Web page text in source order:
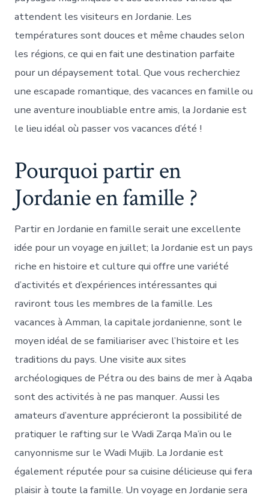
attendent les visiteurs en Jordanie. Les
températures sont douces et même chaudes selon
les régions, ce qui en fait une destination parfaite
pour un dépaysement total. Que vous recherchiez
une escapade romantique, des vacances en famille ou
une aventure inoubliable entre amis, la Jordanie est
le lieu idéal où passer vos vacances d’été !
Pourquoi partir en
Jordanie en famille ?
Partir en Jordanie en famille serait une excellente
idée pour un voyage en juillet; la Jordanie est un pays
riche en histoire et culture qui offre une variété
d’activités et d’expériences intéressantes qui
raviront tous les membres de la famille. Les
vacances à Amman, la capitale jordanienne, sont le
moyen idéal de se familiariser avec l’histoire et les
traditions du pays. Une visite aux sites
archéologiques de Pétra ou des bains de mer à Aqaba
sont des activités à ne pas manquer. Aussi les
amateurs d’aventure apprécieront la possibilité de
pratiquer le rafting sur le Wadi Zarqa Ma’in ou le
canyonnisme sur le Wadi Mujib. La Jordanie est
également réputée pour sa cuisine délicieuse qui fera
plaisir à toute la famille. Un voyage en Jordanie sera